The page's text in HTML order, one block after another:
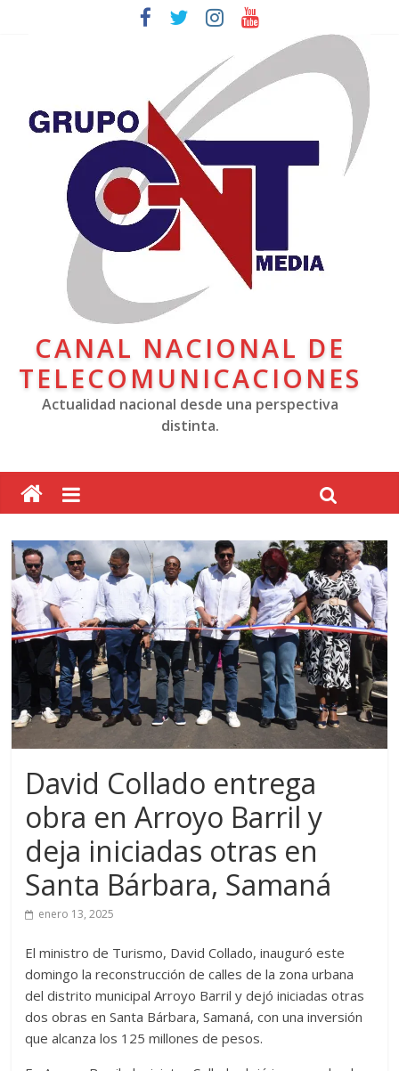
CANAL NACIONAL DE
TELECOMUNICACIONES
Actualidad nacional desde una perspectiva
distinta.
David Collado entrega
obra en Arroyo Barril y
deja iniciadas otras en
Santa Bárbara, Samaná
enero 13, 2025
El ministro de Turismo, David Collado, inauguró este
domingo la reconstrucción de calles de la zona urbana
del distrito municipal Arroyo Barril y dejó iniciadas otras
dos obras en Santa Bárbara, Samaná, con una inversión
que alcanza los 125 millones de pesos.